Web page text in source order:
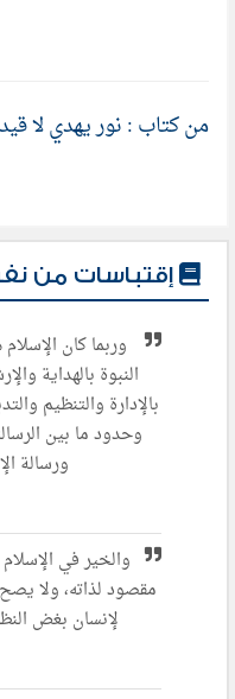
من كتاب : نور يهدي لا
إقتباسات من
وربما كان
النبوة بالهداية
بالإدارة والتنظيم
وحدود ما بين
ورسالة
والخير في
مقصود لذاته، ولا
لإنسان بغض